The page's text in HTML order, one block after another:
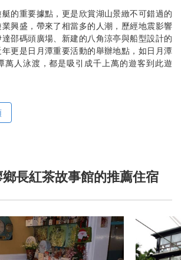
的重要據點，更是欣賞湖山景緻不可錯過的
興盛，帶來了相當多的人潮，歷經地震影響
邵碼頭廣場、新建的八角涼亭與船型設計的
更是日月潭重要活動的舉辦地點，如日月潭
萬人泳渡，都是吸引成千上萬的遊客到此遊
長紅茶故事館的推薦住宿